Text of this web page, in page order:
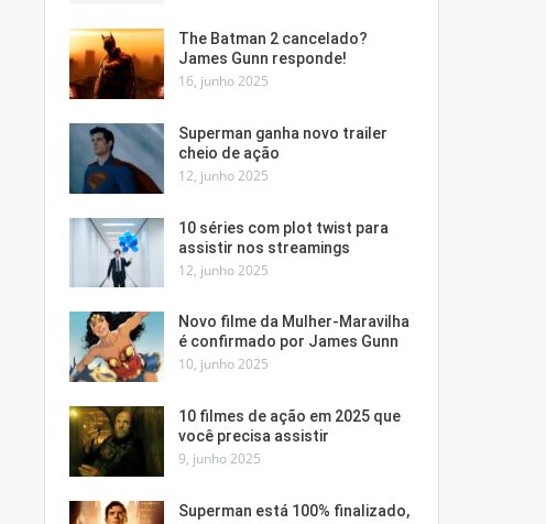
The Batman 2 cancelado?
James Gunn responde!
16, junho 2025
Superman ganha novo trailer
cheio de ação
12, junho 2025
10 séries com plot twist para
assistir nos streamings
12, junho 2025
Novo filme da Mulher-Maravilha
é confirmado por James Gunn
10, junho 2025
10 filmes de ação em 2025 que
você precisa assistir
9, junho 2025
Superman está 100% finalizado,